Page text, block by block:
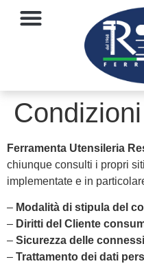
Ferramenta Utensileria
chiunque consulti i propri
implementate e in
– Modalità di stipula del
– Diritti del Cliente
– Sicurezza delle
– Trattamento dei dati